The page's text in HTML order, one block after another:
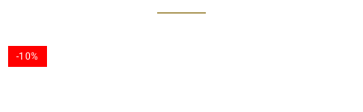
-10%